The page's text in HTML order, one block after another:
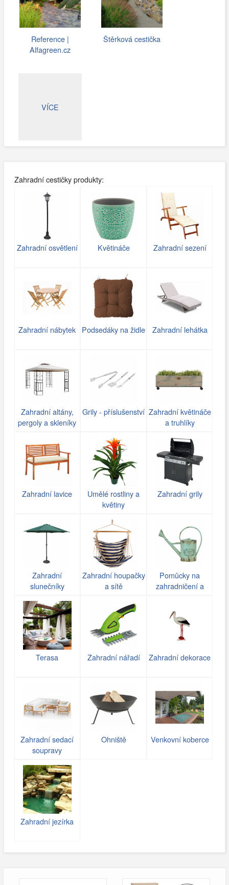
Reference |
Alfagreen.cz
Štěrková cestička
VÍCE
Zahradní cestičky produkty:
Zahradní osvětlení Květináče Zahradní sezení
Zahradní nábytek Podsedáky na židle Zahradní lehátka
Zahradní altány,
pergoly a skleníky
Grily - příslušenství Zahradní květináče
a truhlíky
Zahradní lavice
Umělé rostliny a
květiny
Zahradní grily
Zahradní
slunečníky
Zahradní houpačky
a sítě
Pomůcky na
zahradničení a
Terasa Zahradní nářadí Zahradní dekorace
Zahradní sedací
soupravy
Ohniště Venkovní koberce
Zahradní jezírka